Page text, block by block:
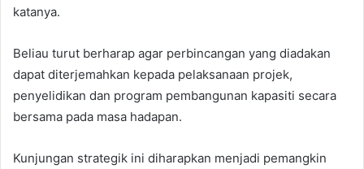
katanya.
Beliau turut berharap agar perbincangan yang diadakan
dapat diterjemahkan kepada pelaksanaan projek,
penyelidikan dan program pembangunan kapasiti secara
bersama pada masa hadapan.
Kunjungan strategik ini diharapkan menjadi pemangkin